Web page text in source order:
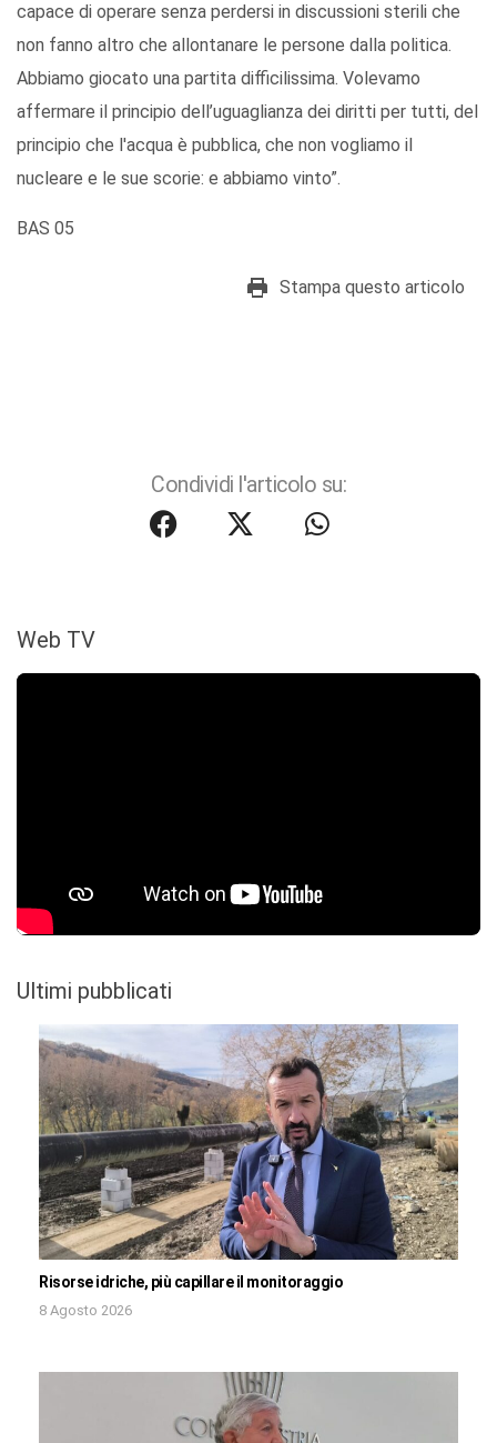
capace di operare senza perdersi in discussioni sterili che
non fanno altro che allontanare le persone dalla politica.
Abbiamo giocato una partita difficilissima. Volevamo
affermare il principio dell’uguaglianza dei diritti per tutti, del
principio che l'acqua è pubblica, che non vogliamo il
nucleare e le sue scorie: e abbiamo vinto”.
BAS 05
Stampa questo articolo
Condividi l'articolo su:
Web TV
Ultimi pubblicati
Risorse idriche, più capillare il monitoraggio
8 Agosto 2026